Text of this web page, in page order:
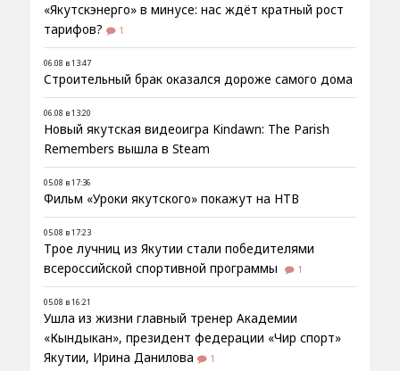
«Якутскэнерго» в минусе: нас ждёт кратный рост
тарифов?
1
06.08 в 13:47
Строительный брак оказался дороже самого дома
06.08 в 13:20
Новый якутская видеоигра Kindawn: The Parish
Remembers вышла в Steam
05.08 в 17:36
Фильм «Уроки якутского» покажут на НТВ
05.08 в 17:23
Трое лучниц из Якутии стали победителями
всероссийской спортивной программы
1
05.08 в 16:21
Ушла из жизни главный тренер Академии
«Кындыкан», президент федерации «Чир спорт»
Якутии, Ирина Данилова
1